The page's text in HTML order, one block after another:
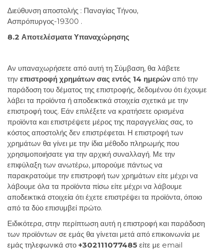
Διεύθυνση αποστολής : Παναγίας Τήνου,
Ασπρόπυργος-19300 .
8.2 Αποτελέσματα Υπαναχώρησης
Αν υπαναχωρήσετε από αυτή τη Σύμβαση, θα λάβετε
την επιστροφή χρημάτων σας εντός 14 ημερών από την
παράδοση του δέματος της επιστροφής, δεδομένου ότι έχουμε
λάβει τα προϊόντα ή αποδεικτικά στοιχεία σχετικά με την
επιστροφή τους. Εάν επιλέξετε να κρατήσετε ορισμένα
προϊόντα και επιστρέψετε μέρος της παραγγελίας σας, το
κόστος αποστολής δεν επιστρέφεται. Η επιστροφή των
χρημάτων θα γίνει με την ίδια μέθοδο πληρωμής που
χρησιμοποιήσατε για την αρχική συναλλαγή. Με την
επιφύλαξη των ανωτέρω, μπορούμε πάντως να
παρακρατούμε την επιστροφή των χρημάτων είτε μέχρι να
λάβουμε όλα τα προϊόντα πίσω είτε μέχρι να λάβουμε
αποδεικτικά στοιχεία ότι έχετε επιστρέψει τα προϊόντα, όποιο
από τα δύο επισυμβεί πρώτο.
Ειδικότερα, στην περίπτωση αυτή η επιστροφή και παράδοση
των προϊόντων σε εμάς θα γίνεται μετά από επικοινωνία με
εμάς τηλεφωνικά στο +302111077485 είτε με email